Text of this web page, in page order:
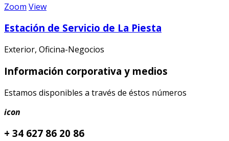
Zoom View
Estación de Servicio de La Piesta
Exterior, Oficina-Negocios
Información corporativa y medios
Estamos disponibles a través de éstos números
icon
+ 34 627 86 20 86